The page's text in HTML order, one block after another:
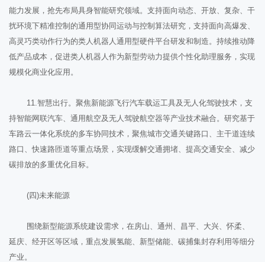
能力发展，抢先布局具身智能研究领域。支持面向动态、开放、复杂、干
扰环境下精准控制的通用型协同运动与控制算法研究，支持面向高爆发、
高灵巧类动作行为的类人机器人通用型硬件平台研发和制造。持续推动降
低产品成本，促进类人机器人作为新型劳动力提供个性化助理服务，实现
规模化商业化应用。
11.智慧出行。聚焦新能源飞行汽车载运工具及无人化驾驶技术，支
持智能网联汽车、通用航空及无人驾驶航空器等产业技术融合。研究基于
车路云一体化系统的多车协同技术，聚焦城市交通关键路口、主干道连续
路口、快速路匝道等重点场景，实现缓解交通拥堵、提高交通安全、减少
碳排放的多重优化目标。
(四)未来能源
围绕新型能源系统建设需求，在房山、通州、昌平、大兴、怀柔、
延庆、经开区等区域，重点发展氢能、新型储能、碳捕集封存利用等细分
产业。